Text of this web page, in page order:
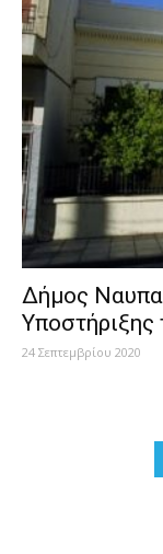
Δήμος
24 Σεπτεμβρίου 2020